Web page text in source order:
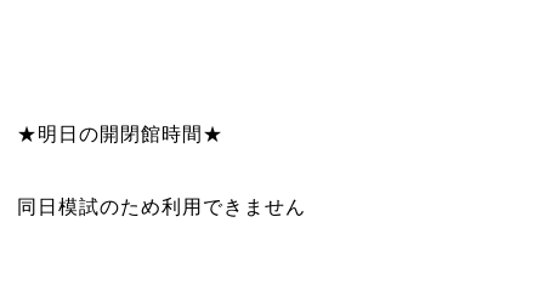
★明日の開閉館時間★
同日模試のため利用できません